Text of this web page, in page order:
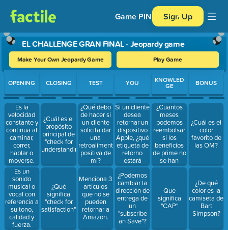
Game PIN Sign Up
EL CHALLENGE GRAN FINAL - Jeopardy game
Make Your Own Jeopardy Game Play Game
Use arrow keys to move between questions. Press Enter or
OPENING
Es la
velocidad
constante y
continua al
caminar,
correr,
hablar o
moverse.
Es un
sonido
musical o
vocal con
referencia a
su tono,
calidad y
fuerza.
CLOSING
¿Cuál es el
propósito
principal de
"check for
understanding"?
¿Qué
significa
"check for
satisfaction"?
TEST
¿Qué debo
de hacer si
un cliente
solicita dar
una
retroalimentación
positiva de
mí?
Menciona 3
artículos
que no se
pueden
retornar a
Amazon.
YOU
Si un cliente
desea
retornar un
dispositivo
Apple, ¿qué
etiqueta de
retorno
estará
disponible?
¿Podemos
cambiar la
dirección de
entrega de
un
"subscribe
an Save"?
KNOWLED
GE
¿Cuantos
meses
podemos
reembolsar
si los
beneficios
de prime no
se han
utilizado?
Que
significa
"CAP"
BONUS
¿Cuál es el
color
favorito de
las OM?
¿De qué
color es la
camiseta de
Bart
Simpson?